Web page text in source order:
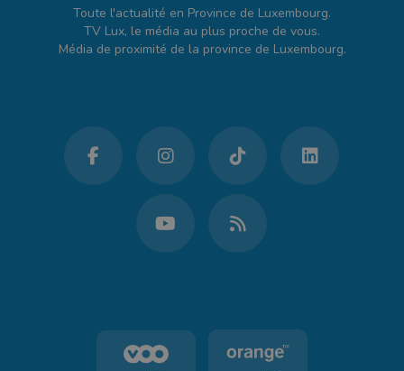
Toute l'actualité en Province de Luxembourg.
TV Lux, le média au plus proche de vous.
Média de proximité de la province de Luxembourg.